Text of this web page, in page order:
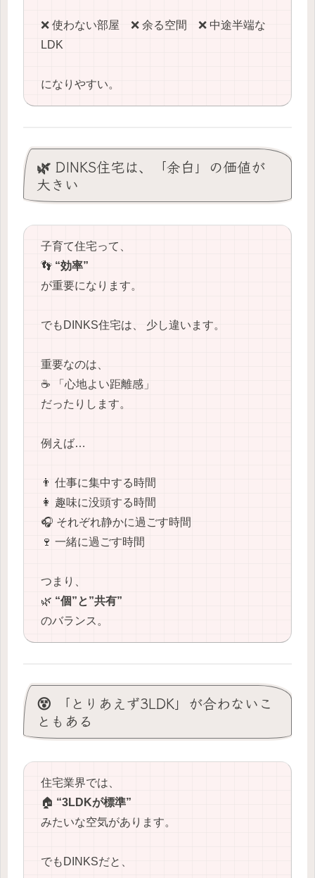
❌ 使わない部屋 ❌ 余る空間 ❌ 中途半端な
LDK
になりやすい。
🌿 DINKS住宅は、「余白」の価値が
大きい
子育て住宅って、
👣 “効率”
が重要になります。
でもDINKS住宅は、 少し違います。
重要なのは、
☕ 「心地よい距離感」
だったりします。
例えば…
👨 仕事に集中する時間
👩 趣味に没頭する時間
🎧 それぞれ静かに過ごす時間
🍷 一緒に過ごす時間
つまり、
🌿 “個”と”共有”
のバランス。
😵 「とりあえず3LDK」が合わないこ
ともある
住宅業界では、
🏠 “3LDKが標準”
みたいな空気があります。
でもDINKSだと、